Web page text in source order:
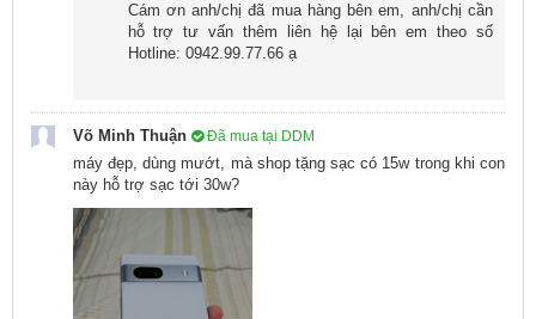
Giao diện chụp ảnh trên Google Pixel 7a 128GB cũ 99
được thiết kế đơn giản và trực quan. Các chế độ chụp
được thể hiện qua các biểu tượng, người dùng có thể
vuốt sang trái hoặc sang phải để tìm kiếm chế độ chụp
ảnh phù hợp với nhu cầu của mình.
Cám ơn anh/chị đã mua hàng bên em, anh/chị cần
hỗ trợ tư vấn thêm liên hệ lại bên em theo số
Hotline: 0942.99.77.66 ạ
Võ Minh Thuận Đã mua tại DDM
máy đẹp, dùng mướt, mà shop tặng sạc có 15w trong khi con
này hỗ trợ sạc tới 30w?